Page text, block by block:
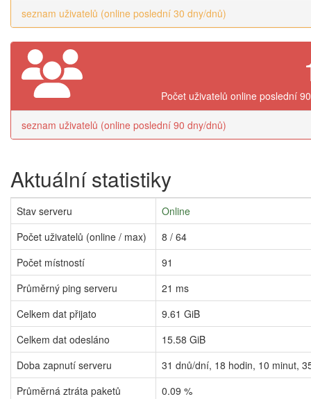
seznam uživatelů (online poslední 30 dny/dnů)
Počet uživatelů online poslední
seznam uživatelů (online poslední 90 dny/dnů)
Aktuální statistiky
Stav serveru
Online
Počet uživatelů (online / max)
8 / 64
Počet místností
91
Průměrný ping serveru
21 ms
Celkem dat přijato
9.61 GiB
Celkem dat odesláno
15.58 GiB
Doba zapnutí serveru
31 dnů/dní, 18 hodin, 10 minut,
Průměrná ztráta paketů
0.09 %